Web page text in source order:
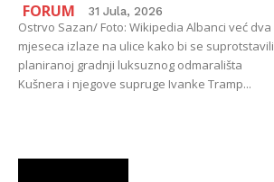
FORUM 31 Jula, 2026
Ostrvo Sazan/ Foto: Wikipedia Albanci već dva
mjeseca izlaze na ulice kako bi se suprotstavili
planiranoj gradnji luksuznog odmarališta
Kušnera i njegove supruge Ivanke Tramp...